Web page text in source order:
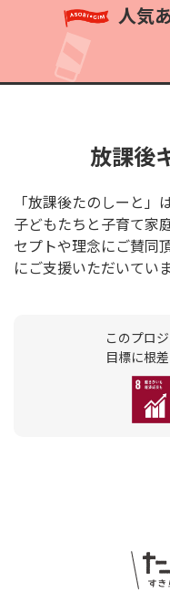
人気
放課後
「放課後たのしーと
子どもたちと子育て家
セプトや理念にご賛同
にご支援いただいていま
このプロ
目標に根